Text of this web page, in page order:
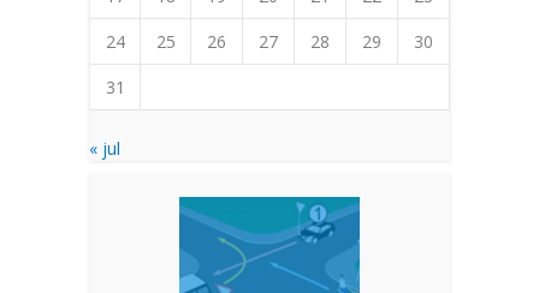
24
25 26 27 28 29
30
31
« jul